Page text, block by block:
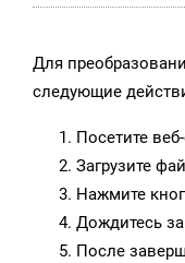
Для
следующие
Посетите
Загрузите
Нажмите
Дождитесь
После